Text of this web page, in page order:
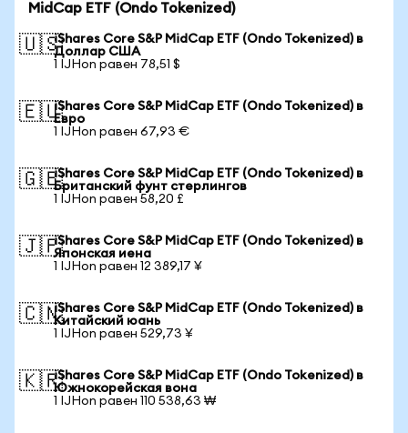
MidCap ETF (Ondo Tokenized)
🇺🇸iShares Core S&P MidCap ETF (Ondo Tokenized) в
Доллар США
1 IJHon равен 78,51 $
🇪🇺iShares Core S&P MidCap ETF (Ondo Tokenized) в
Евро
1 IJHon равен 67,93 €
🇬🇧iShares Core S&P MidCap ETF (Ondo Tokenized) в
Британский фунт стерлингов
1 IJHon равен 58,20 £
🇯🇵iShares Core S&P MidCap ETF (Ondo Tokenized) в
Японская иена
1 IJHon равен 12 389,17 ¥
🇨🇳iShares Core S&P MidCap ETF (Ondo Tokenized) в
Китайский юань
1 IJHon равен 529,73 ¥
🇰🇷iShares Core S&P MidCap ETF (Ondo Tokenized) в
Южнокорейская вона
1 IJHon равен 110 538,63 ₩